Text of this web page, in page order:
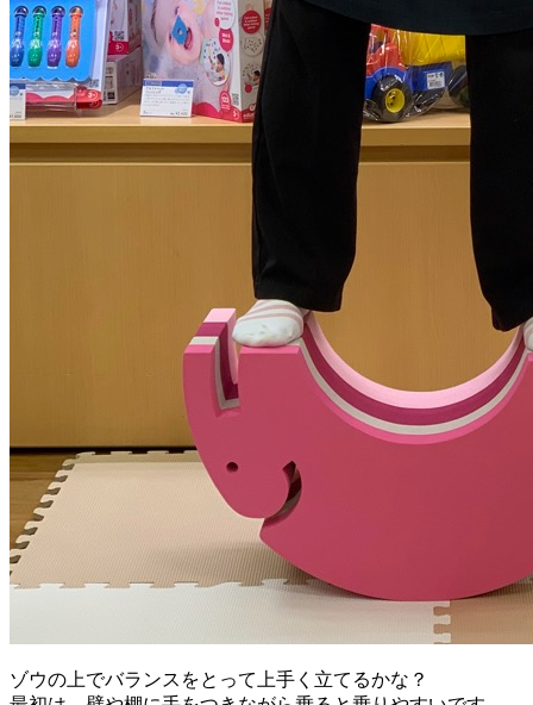
ゾウの上でバランスをとって上手く立てるかな？